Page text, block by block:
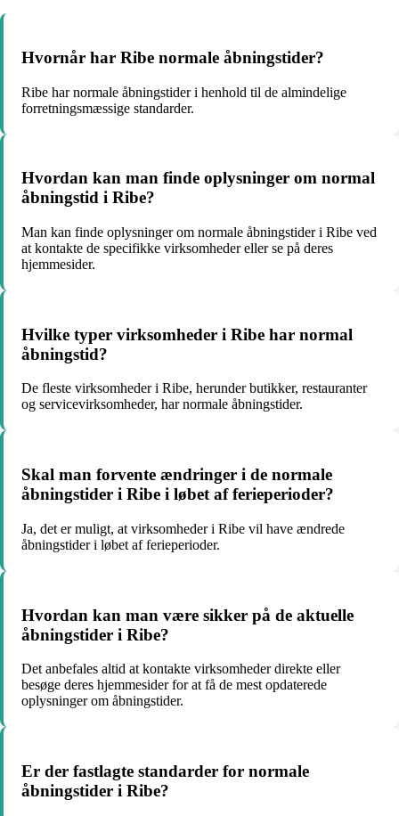
Hvornår har Ribe normale åbningstider?
Ribe har normale åbningstider i henhold til de almindelige
forretningsmæssige standarder.
Hvordan kan man finde oplysninger om normal
åbningstid i Ribe?
Man kan finde oplysninger om normale åbningstider i Ribe ved
at kontakte de specifikke virksomheder eller se på deres
hjemmesider.
Hvilke typer virksomheder i Ribe har normal
åbningstid?
De fleste virksomheder i Ribe, herunder butikker, restauranter
og servicevirksomheder, har normale åbningstider.
Skal man forvente ændringer i de normale
åbningstider i Ribe i løbet af ferieperioder?
Ja, det er muligt, at virksomheder i Ribe vil have ændrede
åbningstider i løbet af ferieperioder.
Hvordan kan man være sikker på de aktuelle
åbningstider i Ribe?
Det anbefales altid at kontakte virksomheder direkte eller
besøge deres hjemmesider for at få de mest opdaterede
oplysninger om åbningstider.
Er der fastlagte standarder for normale
åbningstider i Ribe?